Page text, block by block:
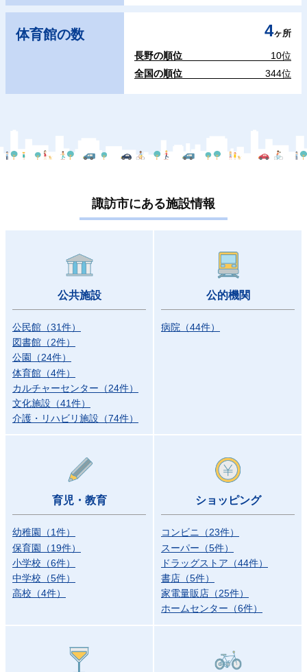
体育館の数 4ヶ所
長野の順位
10位
全国の順位
344位
諏訪市にある施設情報
公共施設
公民館 （31件）
図書館 （2件）
公園
（24件）
体育館 （4件）
カルチャーセンター （24件）
文化施設 （41件）
介護・リハビリ施設 （74件）
公的機関
病院 （44件）
育児・教育
幼稚園 （1件）
保育園 （19件）
小学校 （6件）
中学校 （5件）
高校 （4件）
ショッピング
コンビニ （23件）
スーパー （5件）
ドラッグストア （44件）
書店 （5件）
家電量販店 （25件）
ホームセンター （6件）